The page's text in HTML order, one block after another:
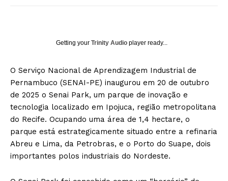
Getting your Trinity Audio player ready...
O Serviço Nacional de Aprendizagem Industrial de
Pernambuco (SENAI-PE) inaugurou em 20 de outubro
de 2025 o Senai Park, um parque de inovação e
tecnologia localizado em Ipojuca, região metropolitana
do Recife. Ocupando uma área de 1,4 hectare, o
parque está estrategicamente situado entre a refinaria
Abreu e Lima, da Petrobras, e o Porto do Suape, dois
importantes polos industriais do Nordeste.